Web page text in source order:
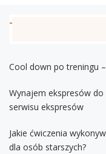
Cool down po treningu
Wynajem ekspresów
serwisu ekspresów
Jakie ćwiczenia
dla osób starszych?